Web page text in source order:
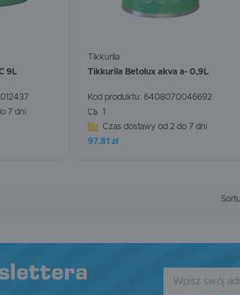
9L
7 dni
Tikkurila
Tikkurila Betolux akva a- 0,9L
Kod produktu:6408070046692
1
Czas dostawy od 2 do 7 dni
97,81 zł